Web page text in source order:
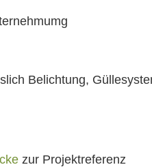
Belichtung,
zur Projektreferenz